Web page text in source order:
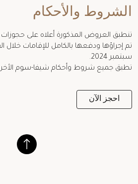
الشروط والأحكام
تنطبق العروض المذكورة أعلاه على حجوزات
سبتمبر 2024.
تطبق جميع شروط وأحكام شيفا-سوم
احجز الآن